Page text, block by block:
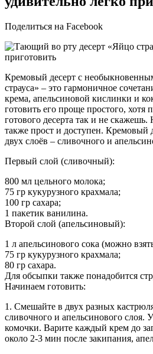
Поделиться на Facebook
Кремовый десерт с
страуса» – это гармоничное
крема, апельсиновой кислинки и
готовить его проще простого, хотя
готового десерта так и не
также прост и доступен. Кремовый
двух слоёв – сливочного и
Первый слой (сливочный):
800 мл цельного молока;
75 гр кукурузного крахмала;
100 гр сахара;
1 пакетик ванилина.
Второй слой (апельсиновый):
1 л апельсинового сока (можно
75 гр кукурузного крахмала;
80 гр сахара.
Для обсыпки также понадобится
Начинаем готовить:
1. Смешайте в двух разных
сливочного и апельсинового слоя.
комочки. Варите каждый крем до
около 2-3 мин после закипания,